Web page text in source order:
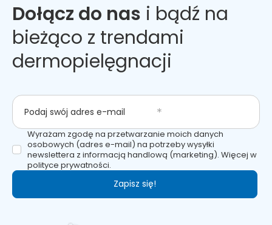
Dołącz do nas i bądź na
bieżąco z trendami
dermopielęgnacji
Podaj swój adres e-mail
Wyrażam zgodę na przetwarzanie moich danych
osobowych (adres e-mail) na potrzeby wysyłki
newslettera z informacją handlową (marketing). Więcej w
polityce prywatności.
Zapisz się!